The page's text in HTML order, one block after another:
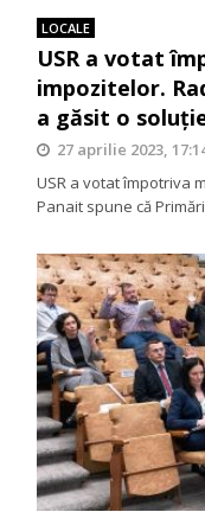
LOCALE
USR a votat
impozitelor.
a găsit o
27 aprilie 2023,
USR a votat împotriva
Panait spune că